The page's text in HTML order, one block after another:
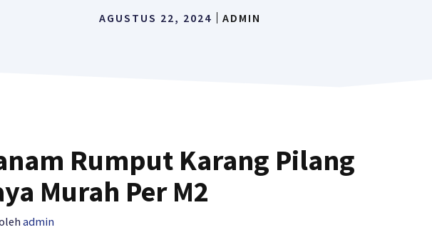
AGUSTUS 22, 2024 ADMIN
Rumput Karang Pilang
Murah Per M2
admin